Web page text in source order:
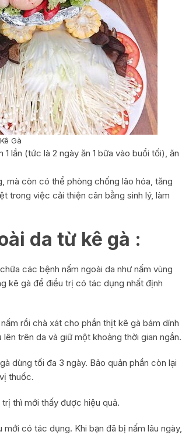
Gà
lần (tức là 2 ngày ăn 1 bữa vào buổi tối), ăn
mà còn có thể phòng chống lão hóa, tăng
trong việc cải thiện cân bằng sinh lý, làm
da từ kê gà :
các bệnh nấm ngoài da như nấm vùng
kê gà để điều trị có tác dụng nhất định
rồi chà xát cho phần thịt kê gà bám dính
trên da và giữ một khoảng thời gian ngắn.
dùng tối đa 3 ngày. Bảo quản phần còn lại
thuốc.
thì mới thấy được hiệu quả.
có tác dụng. Khi bạn đã bị nấm lâu ngày,